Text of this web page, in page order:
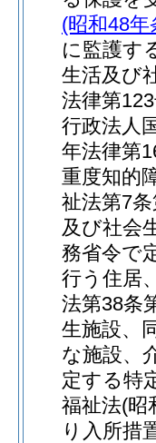
(昭和48
に監護す
生活及び
法律第
行政法人
年法律第
重度知的
祉法第7
及び社会
務省令で
行う住居
法第38条
生施設、
な施設、
定する特
福祉法(昭
り入所措